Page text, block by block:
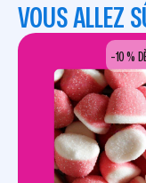
VOUS ALLEZ
-10 %